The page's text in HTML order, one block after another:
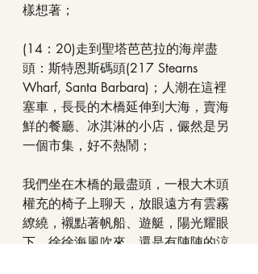
樣想著；
(14：20)走到聖塔芭芭拉的海岸盡
頭：斯特恩斯碼頭(217 Stearns
Wharf, Santa Barbara)；人潮在這裡
塞車，長長的木橋延伸到大海，賣海
鮮的餐廳、冰淇淋的小店，儼然是另
一個市集，好不熱鬧；
我們坐在木橋的最盡頭，一根大木頭
權充的椅子上聊天，放眼遠方有雲霧
繚繞，襯點著帆船、遊艇，陽光耀眼
下，徐徐海風吹來，還是有陣陣的涼